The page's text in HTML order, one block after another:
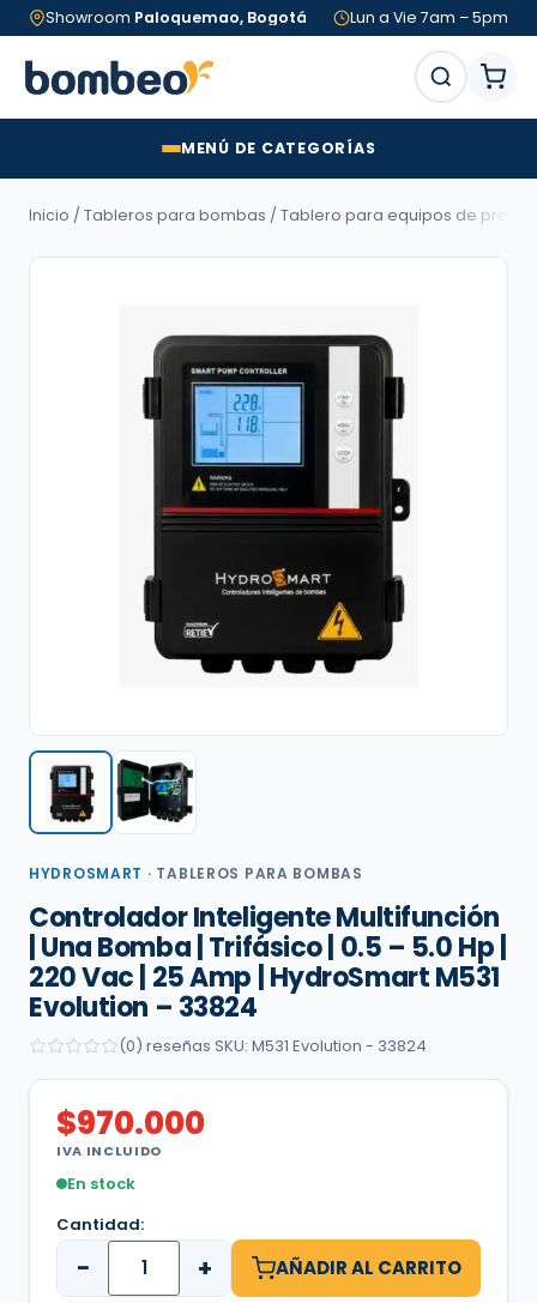
Showroom Paloquemao, Bogotá Lun a Vie 7am – 5pm
MENÚ DE CATEGORÍAS
Inicio / Tableros para bombas / Tablero para equipos de
HYDROSMART · TABLEROS PARA BOMBAS
Controlador Inteligente Multifunción
| Una Bomba | Trifásico | 0.5 – 5.0 Hp |
220 Vac | 25 Amp | HydroSmart M531
Evolution – 33824
(0) reseñas SKU: M531 Evolution - 33824
$970.000
IVA INCLUIDO
En stock
Cantidad:
− + AÑADIR AL CARRITO